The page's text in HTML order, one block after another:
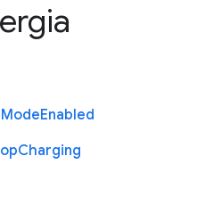
ModeEnabled
Charging